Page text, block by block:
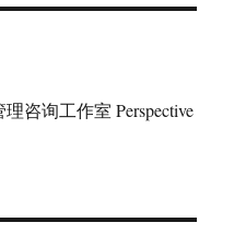
咨询工作室 Perspective